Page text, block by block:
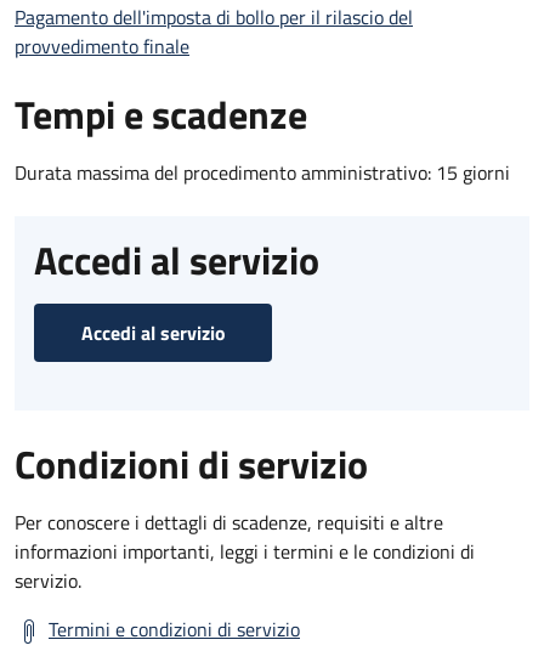
Pagamento dell'imposta di bollo per il rilascio del
provvedimento finale
Tempi e scadenze
Durata massima del procedimento amministrativo: 15 giorni
Accedi al servizio
Accedi al servizio
Condizioni di servizio
Per conoscere i dettagli di scadenze, requisiti e altre
informazioni importanti, leggi i termini e le condizioni di
servizio.
Termini e condizioni di servizio